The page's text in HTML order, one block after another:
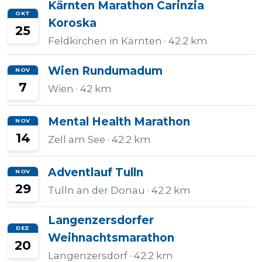
OKT
25
Kärnten Marathon Carinzia
Koroska
Feldkirchen in Kärnten · 42.2 km
NOV
7
Wien Rundumadum
Wien · 42 km
NOV
14
Mental Health Marathon
Zell am See · 42.2 km
NOV
29
Adventlauf Tulln
Tulln an der Donau · 42.2 km
DEZ
20
Langenzersdorfer
Weihnachtsmarathon
Langenzersdorf · 42.2 km